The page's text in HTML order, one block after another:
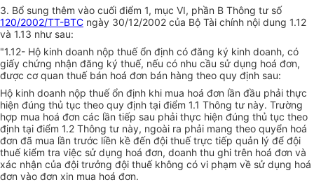
3. Bổ sung thêm vào cuối điểm 1, mục VI, phần B Thông tư số
120/2002/TT-BTC ngày 30/12/2002 của Bộ Tài chính nội dung 1.12
và 1.13 như sau:
"1.12- Hộ kinh doanh nộp thuế ổn định có đăng ký kinh doanh, có
giấy chứng nhận đăng ký thuế, nếu có nhu cầu sử dụng hoá đơn,
được cơ quan thuế bán hoá đơn bán hàng theo quy định sau:
Hộ kinh doanh nộp thuế ổn định khi mua hoá đơn lần đầu phải thực
hiện đúng thủ tục theo quy định tại điểm 1.1 Thông tư này. Trường
hợp mua hoá đơn các lần tiếp sau phải thực hiện đúng thủ tục theo
định tại điểm 1.2 Thông tư này, ngoài ra phải mang theo quyển hoá
đơn đã mua lần trước liền kề đến đội thuế trực tiếp quản lý để đội
thuế kiểm tra việc sử dụng hoá đơn, doanh thu ghi trên hoá đơn và
xác nhận của đội trưởng đội thuế không có vi phạm về sử dụng hoá
đơn vào đơn xin mua hoá đơn.